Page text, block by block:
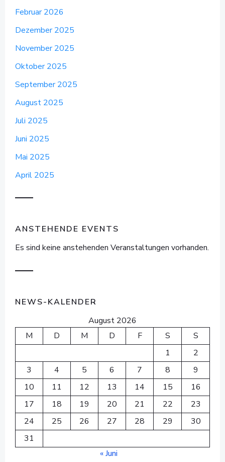
Februar 2026
Dezember 2025
November 2025
Oktober 2025
September 2025
August 2025
Juli 2025
Juni 2025
Mai 2025
April 2025
ANSTEHENDE EVENTS
Es sind keine anstehenden Veranstaltungen vorhanden.
NEWS-KALENDER
August 2026
M
D M D F S
S
1
2
3
4 5 6 7 8
9
10
11 12 13 14 15
16
17
18 19 20 21 22
23
24
25 26 27 28 29
30
31
« Juni